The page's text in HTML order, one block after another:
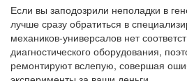
Если вы заподозрили неполадки в
лучше сразу обратиться в
механиков-универсалов нет
диагностического оборудования,
ремонтируют вслепую, совершая